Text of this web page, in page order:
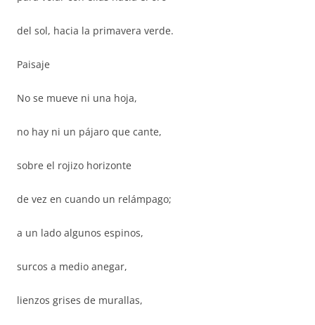
del sol, hacia la primavera verde.
Paisaje
No se mueve ni una hoja,
no hay ni un pájaro que cante,
sobre el rojizo horizonte
de vez en cuando un relámpago;
a un lado algunos espinos,
surcos a medio anegar,
lienzos grises de murallas,